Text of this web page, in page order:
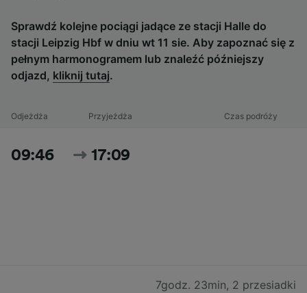
Sprawdź kolejne pociągi jadące ze stacji Halle do
stacji Leipzig Hbf w dniu wt 11 sie. Aby zapoznać się z
pełnym harmonogramem lub znaleźć późniejszy
odjazd, kliknij tutaj.
Odjeżdża Przyjeżdża Czas podróży
09:46 17:09
7godz. 23min, 2 przesiadki